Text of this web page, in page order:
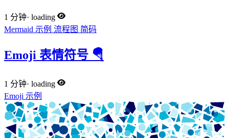
1 分钟· loading
Mermaid 示例 流程图 简码
Emoji 表情符号 🪂
1 分钟· loading
Emoji 示例